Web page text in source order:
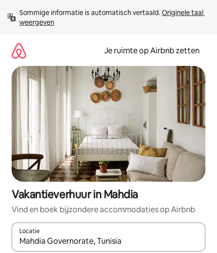
direct
naar
Sommige informatie is automatisch vertaald. Originele taal
weergeven
Je ruimte op Airbnb zetten
Vakantieverhuur in Mahdia
Vind en boek bijzondere accommodaties op Airbnb
Locatie
Wanneer er suggesties beschikbaar zijn, maak je een keuze